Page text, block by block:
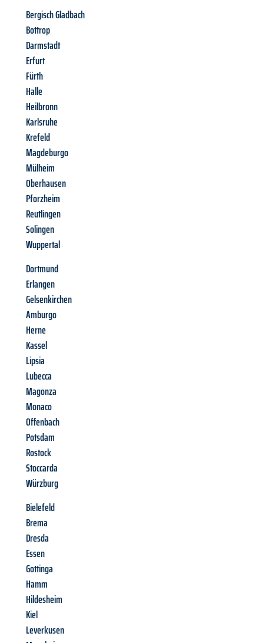
Bergisch Gladbach
Bottrop
Darmstadt
Erfurt
Fürth
Halle
Heilbronn
Karlsruhe
Krefeld
Magdeburgo
Mülheim
Oberhausen
Pforzheim
Reutlingen
Solingen
Wuppertal
Dortmund
Erlangen
Gelsenkirchen
Amburgo
Herne
Kassel
Lipsia
Lubecca
Magonza
Monaco
Offenbach
Potsdam
Rostock
Stoccarda
Würzburg
Bielefeld
Brema
Dresda
Essen
Gottinga
Hamm
Hildesheim
Kiel
Leverkusen